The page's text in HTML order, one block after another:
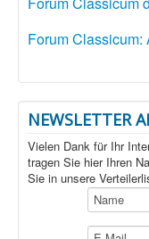
Forum Classicum:
NEWSLETTER
Vielen Dank für Ihr
tragen Sie hier Ihren
Sie in unsere